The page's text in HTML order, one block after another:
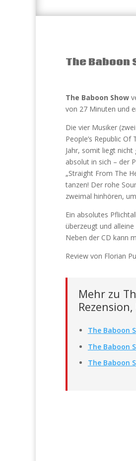
The Baboon
The Baboon Show
von 27 Minuten und
Die vier Musiker
People’s Republic
Jahr, somit liegt
absolut in sich – der
„Straight From The
tanzen! Der rohe
zweimal hinhören,
Ein absolutes
überzeugt und
Neben der CD kann
Review von Florian
Mehr zu
The Baboon
The Baboon
The Baboon